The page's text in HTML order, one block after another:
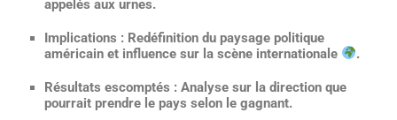
appelés aux urnes.
Implications : Redéfinition du paysage politique
américain et influence sur la scène internationale
.
Résultats escomptés : Analyse sur la direction que
pourrait prendre le pays selon le gagnant.